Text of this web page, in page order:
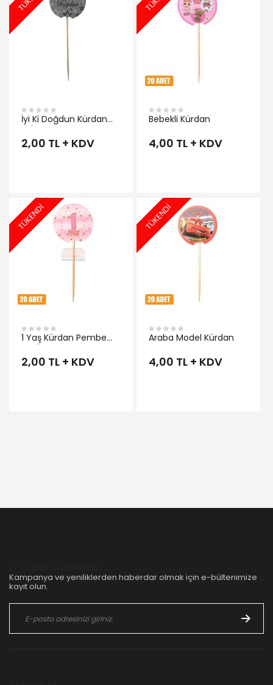
İyi Ki Doğdun Kürdan
Gri
2,00 TL + KDV
Bebekli Kürdan
4,00 TL + KDV
TÜKENDİ
1 Yaş Kürdan Pembe
Renk
2,00 TL + KDV
TÜKENDİ
Araba Model Kürdan
4,00 TL + KDV
Kampanya ve yeniliklerden haberdar olmak için e-bültenimize
kayıt olun.